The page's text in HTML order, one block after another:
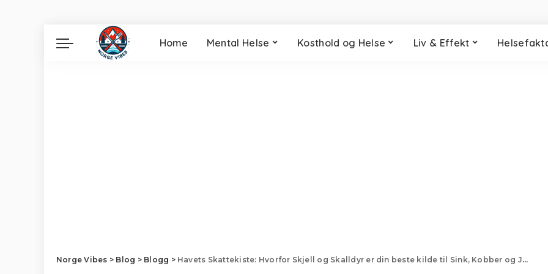
Home Mental Helse Kosthold og Helse Liv & Effekt
Norge Vibes > Blog > Blogg > Havets Skattekiste: Hvorfor Skjell og Skalldyr er din beste kilde til Sink, Kobber og Jod